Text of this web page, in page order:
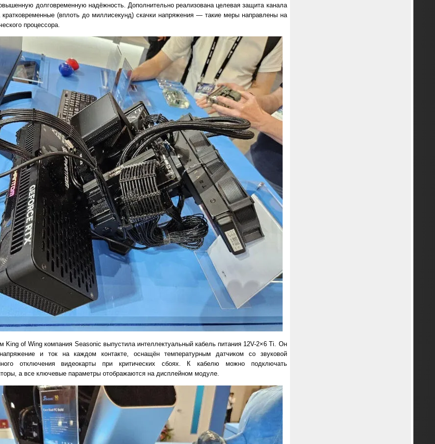
долговременную надёжность. Дополнительно реализована целевая защита канала
(вплоть до миллисекунд) скачки напряжения — такие меры направлены на
процессора.
King of Wing компания Seasonic выпустила интеллектуальный кабель питания 12V-2×6 Ti. Он
и ток на каждом контакте, оснащён температурным датчиком со звуковой
отключения видеокарты при критических сбоях. К кабелю можно подключать
а все ключевые параметры отображаются на дисплейном модуле.